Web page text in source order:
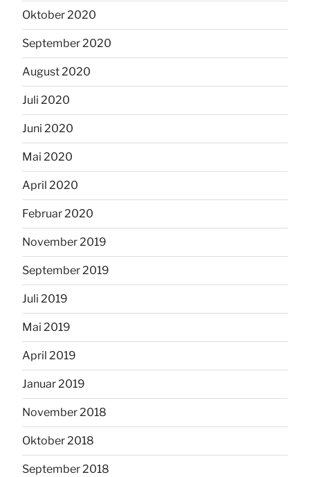
Oktober 2020
September 2020
August 2020
Juli 2020
Juni 2020
Mai 2020
April 2020
Februar 2020
November 2019
September 2019
Juli 2019
Mai 2019
April 2019
Januar 2019
November 2018
Oktober 2018
September 2018